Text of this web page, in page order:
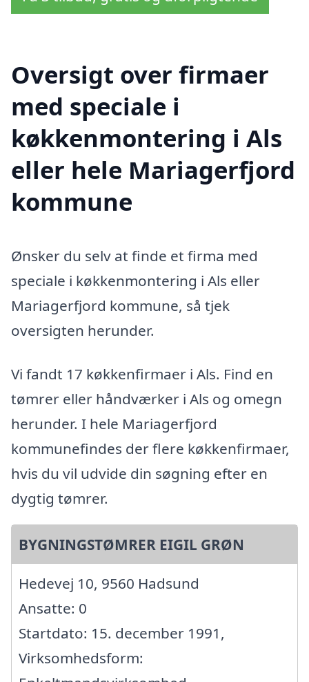
Oversigt over firmaer
med speciale i
køkkenmontering i Als
eller hele Mariagerfjord
kommune
Ønsker du selv at finde et firma med
speciale i køkkenmontering i Als eller
Mariagerfjord kommune, så tjek
oversigten herunder.
Vi fandt 17 køkkenfirmaer i Als. Find en
tømrer eller håndværker i Als og omegn
herunder. I hele Mariagerfjord
kommunefindes der flere køkkenfirmaer,
hvis du vil udvide din søgning efter en
dygtig tømrer.
BYGNINGSTØMRER EIGIL GRØN
Hedevej 10, 9560 Hadsund
Ansatte: 0
Startdato: 15. december 1991,
Virksomhedsform: